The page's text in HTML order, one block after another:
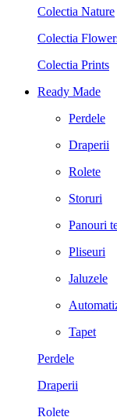
Colectia Nature
Colectia
Colectia Prints
Ready Made
Perdele
Draperii
Rolete
Storuri
Panouri
Pliseuri
Jaluzele
Tapet
Perdele
Draperii
Rolete